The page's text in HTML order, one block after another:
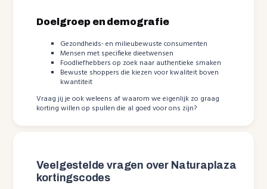
Doelgroep en demografie
Gezondheids- en milieubewuste consumenten
Mensen met specifieke dieetwensen
Foodliefhebbers op zoek naar authentieke smaken
Bewuste shoppers die kiezen voor kwaliteit boven
kwantiteit
Vraag jij je ook weleens af waarom we eigenlijk zo graag
korting willen op spullen die al goed voor ons zijn?
Veelgestelde vragen over Naturaplaza
kortingscodes